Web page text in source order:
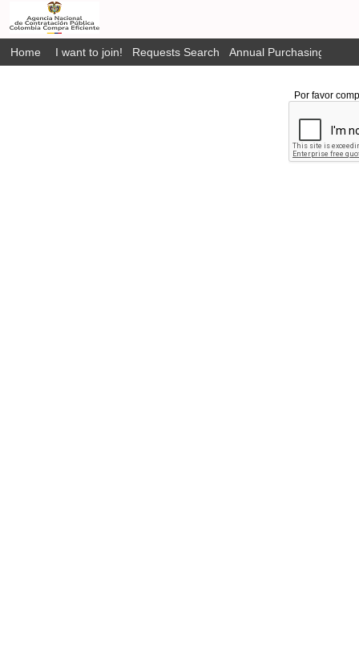
Home I want to join! Requests Search Annual Purchasing Plan
Por favor